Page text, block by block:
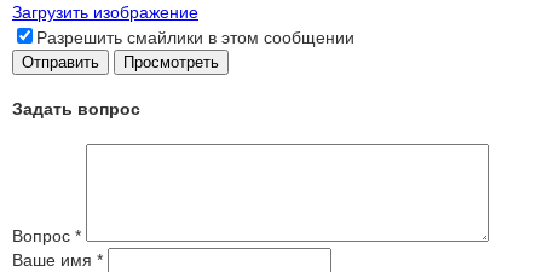
Загрузить изображение
Разрешить смайлики в этом сообщении
Задать вопрос
Вопрос *
Ваше имя *